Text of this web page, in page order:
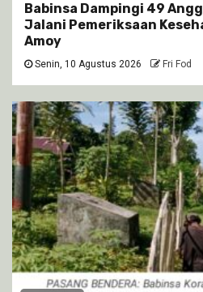
Babinsa Dampingi 49
Jalani Pemeriksaan
Amoy
Senin, 10 Agustus 2026 Fri Fod